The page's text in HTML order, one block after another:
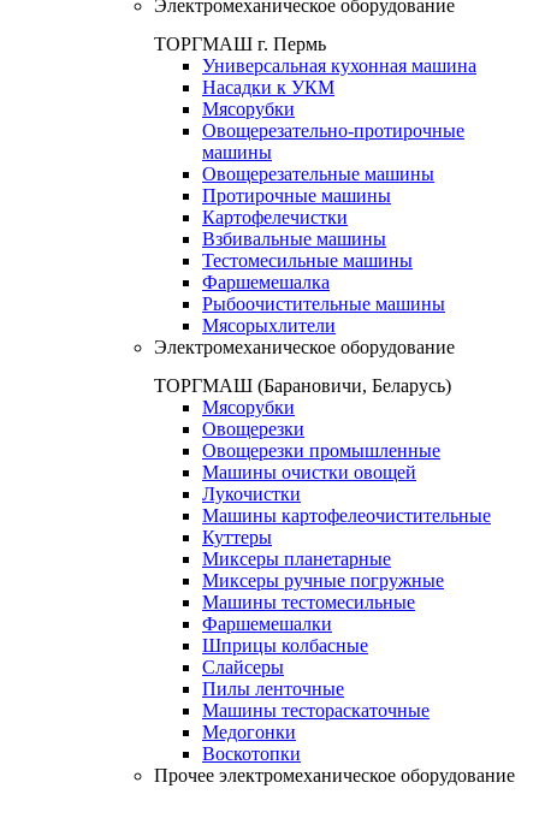
Электромеханическое оборудование
ТОРГМАШ г. Пермь
Универсальная кухонная машина
Насадки к УКМ
Мясорубки
Овощерезательно-протирочные
машины
Овощерезательные машины
Протирочные машины
Картофелечистки
Взбивальные машины
Тестомесильные машины
Фаршемешалка
Рыбоочистительные машины
Мясорыхлители
Электромеханическое оборудование
ТОРГМАШ (Барановичи, Беларусь)
Мясорубки
Овощерезки
Овощерезки промышленные
Машины очистки овощей
Лукочистки
Машины картофелеочистительные
Куттеры
Миксеры планетарные
Миксеры ручные погружные
Машины тестомесильные
Фаршемешалки
Шприцы колбасные
Слайсеры
Пилы ленточные
Машины тестораскаточные
Медогонки
Воскотопки
Прочее электромеханическое оборудование